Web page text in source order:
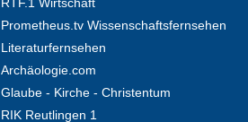
Prometheus.tv Wissenschaftsfernsehen
Literaturfernsehen
Archäologie.com
Glaube - Kirche - Christentum
RIK Reutlingen 1